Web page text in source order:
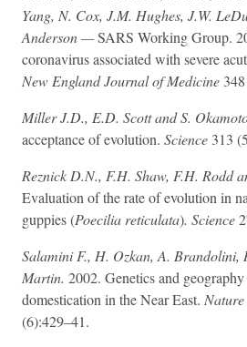
Yang, N. Cox, J.M. Hughes, J.W.
Anderson —SARS Working Group.
coronavirus associated with severe
New England Journal of Medicine
Miller J.D., E.D. Scott and S.
acceptance of evolution. Science 313
Reznick D.N., F.H. Shaw, F.H. Rodd
Evaluation of the rate of evolution in
guppies (Poecilia reticulata). Science
Salamini F., H. Ozkan, A. Brandolini,
Martin. 2002. Genetics and
domestication in the Near East.
(6):429–41.